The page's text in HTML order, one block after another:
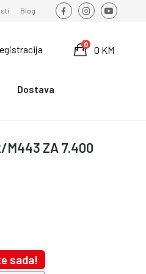
Blog
0 KM
0
Dostava
M443 ZA 7.400
sada!